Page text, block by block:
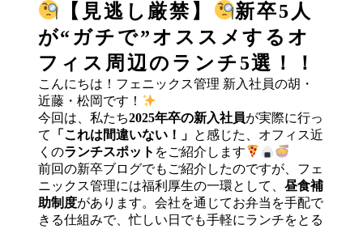
【見逃し厳禁】
新卒5人
が“ガチで”オススメするオ
フィス周辺のランチ5選！！
こんにちは！フェニックス管理 新入社員の胡・
近藤・松岡です！
今回は、私たち2025年卒の新入社員が実際に行っ
て 「これは間違いない！」 と感じた、オフィス近
くのランチスポット をご紹介します
前回の新卒ブログでもご紹介したのですが、フェ
ニックス管理には福利厚生の一環として、 昼食補
助制度があります。会社を通じてお弁当を手配で
きる仕組みで、忙しい日でも手軽にランチをとる